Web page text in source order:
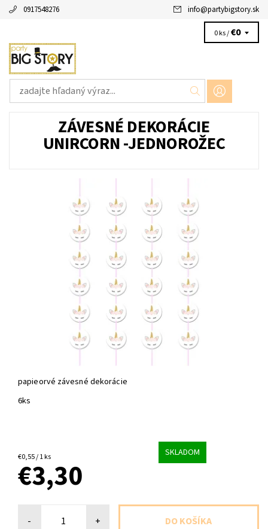
0917548276 info@partybigstory.sk
0 ks /€0
ZÁVESNÉ DEKORÁCIE
UNIRCORN -JEDNOROŽEC
papieorvé závesné dekorácie
6ks
€0,55 / 1 ks SKLADOM
€3,30
- +